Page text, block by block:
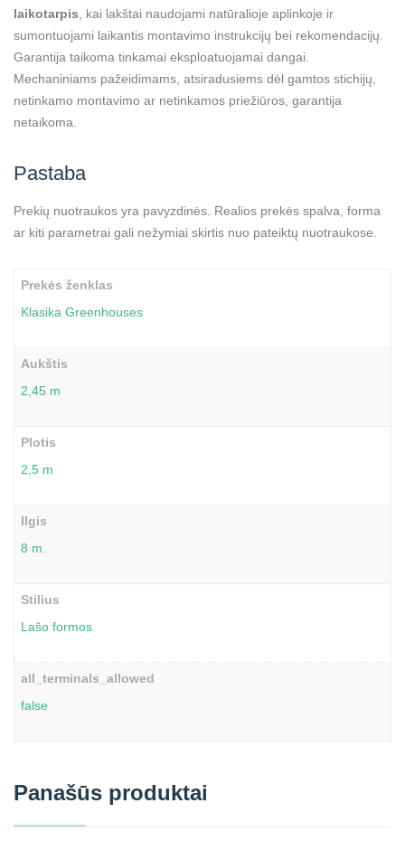
laikotarpis , kai lakštai naudojami natūralioje aplinkoje ir
sumontuojami laikantis montavimo instrukcijų bei rekomendacijų.
Garantija taikoma tinkamai eksploatuojamai dangai.
Mechaniniams pažeidimams, atsiradusiems dėl gamtos stichijų,
netinkamo montavimo ar netinkamos priežiūros, garantija
netaikoma.
Pastaba
Prekių nuotraukos yra pavyzdinės. Realios prekės spalva, forma
ar kiti parametrai gali nežymiai skirtis nuo pateiktų nuotraukose.
Prekės ženklas
Klasika Greenhouses
Aukštis
2,45 m
Plotis
2,5 m
Ilgis
8 m.
Stilius
Lašo formos
all_terminals_allowed
false
Panašūs produktai